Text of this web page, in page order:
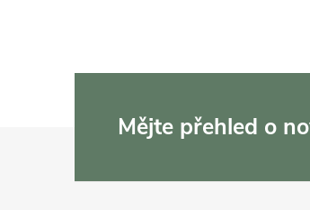
Mějte přehled o